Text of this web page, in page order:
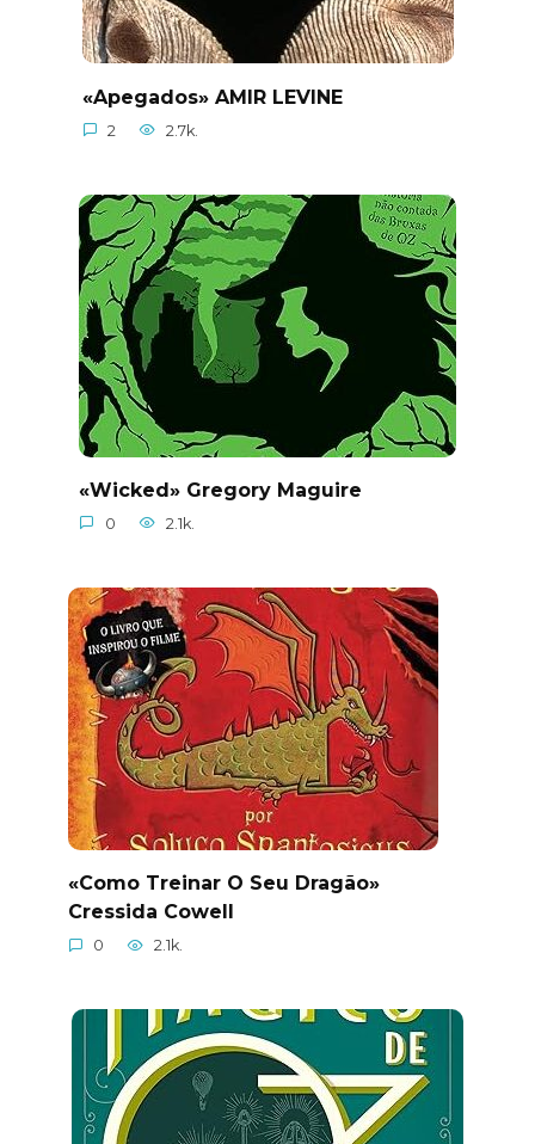
«Apegados» AMIR LEVINE
2 2.7k.
«Wicked» Gregory Maguire
0 2.1k.
«Como Treinar O Seu Dragão»
Cressida Cowell
0 2.1k.